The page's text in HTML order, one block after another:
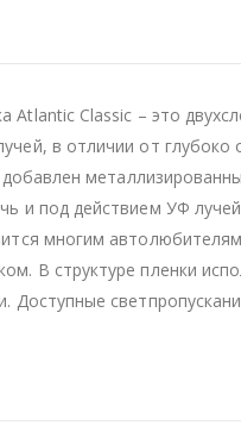
Atlantic Classic – это
в отличии от
и под действием УФ
многим
В структуре пленки